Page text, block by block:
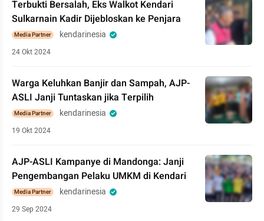
Terbukti Bersalah, Eks Walkot Kendari
Sulkarnain Kadir Dijebloskan ke Penjara
Media Partner kendarinesia
24 Okt 2024
Warga Keluhkan Banjir dan Sampah, AJP-
ASLI Janji Tuntaskan jika Terpilih
Media Partner kendarinesia
19 Okt 2024
AJP-ASLI Kampanye di Mandonga: Janji
Pengembangan Pelaku UMKM di Kendari
Media Partner kendarinesia
29 Sep 2024